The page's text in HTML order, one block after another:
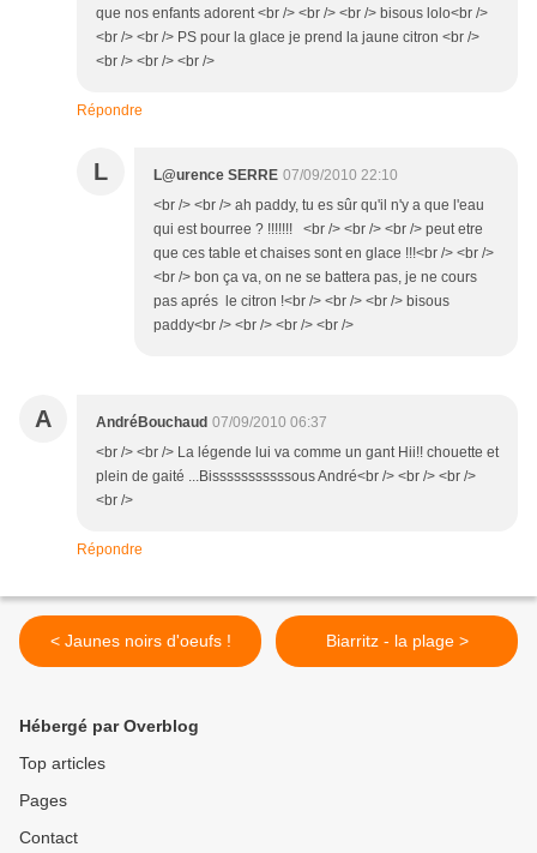
que nos enfants adorent <br /> <br /> <br /> bisous lolo<br />
<br /> <br /> PS pour la glace je prend la jaune citron <br />
<br /> <br /> <br />
Répondre
L L@urence SERRE 07/09/2010 22:10
<br /> <br /> ah paddy, tu es sûr qu'il n'y a que l'eau
qui est bourree ? !!!!!!! <br /> <br /> <br /> peut etre
que ces table et chaises sont en glace !!!<br /> <br />
<br /> bon ça va, on ne se battera pas, je ne cours
pas aprés le citron !<br /> <br /> <br /> bisous
paddy<br /> <br /> <br /> <br />
A AndréBouchaud 07/09/2010 06:37
<br /> <br /> La légende lui va comme un gant Hii!! chouette et
plein de gaité ...Bisssssssssssous André<br /> <br /> <br />
<br />
Répondre
< Jaunes noirs d'oeufs ! Biarritz - la plage >
Hébergé par Overblog
Top articles
Pages
Contact